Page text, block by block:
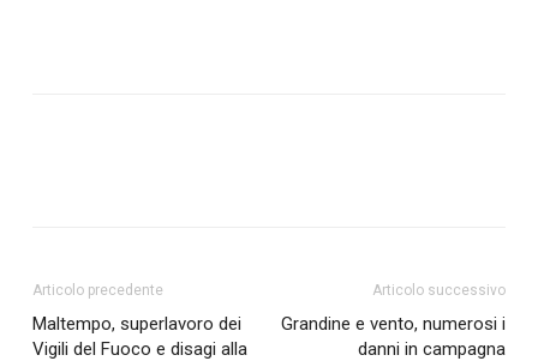
Articolo precedente
Maltempo, superlavoro dei
Vigili del Fuoco e disagi alla
Articolo successivo
Grandine e vento, numerosi i
danni in campagna